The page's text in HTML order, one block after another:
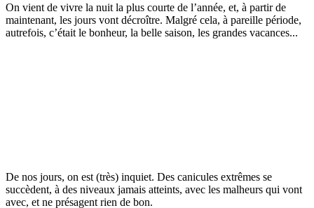
On vient de vivre la nuit la plus courte de l’année, et, à partir de
maintenant, les jours vont décroître. Malgré cela, à pareille période,
autrefois, c’était le bonheur, la belle saison, les grandes vacances...
De nos jours, on est (très) inquiet. Des canicules extrêmes se
succèdent, à des niveaux jamais atteints, avec les malheurs qui vont
avec, et ne présagent rien de bon.